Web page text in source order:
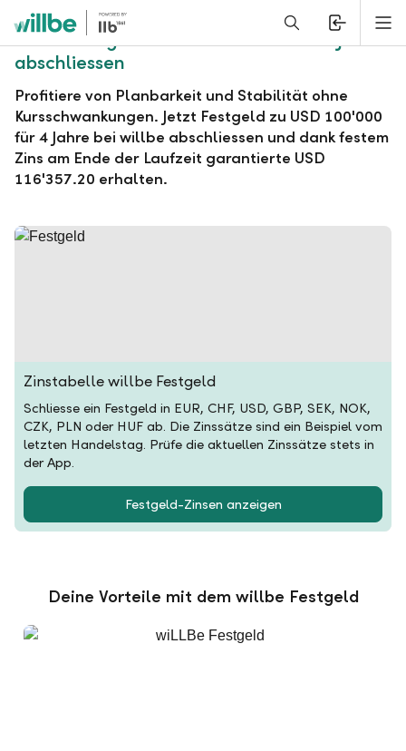
Alerts.Headline
willbe Festgeld zu USD 100'000 für 4 Jahre
abschliessen
Profitiere von Planbarkeit und Stabilität ohne
Kursschwankungen. Jetzt Festgeld zu USD 100'000
für 4 Jahre bei willbe abschliessen und dank festem
Zins am Ende der Laufzeit garantierte USD
116'357.20 erhalten.
Zinstabelle willbe Festgeld
Schliesse ein Festgeld in EUR, CHF, USD, GBP, SEK, NOK,
CZK, PLN oder HUF ab. Die Zinssätze sind ein Beispiel vom
letzten Handelstag. Prüfe die aktuellen Zinssätze stets in
der App.
Festgeld-Zinsen anzeigen
Deine Vorteile mit dem willbe Festgeld